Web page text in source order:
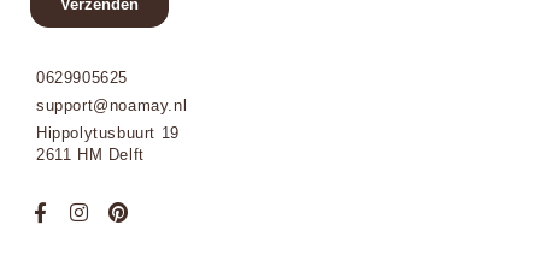
0629905625
support@noamay.nl
Hippolytusbuurt 19
2611 HM Delft